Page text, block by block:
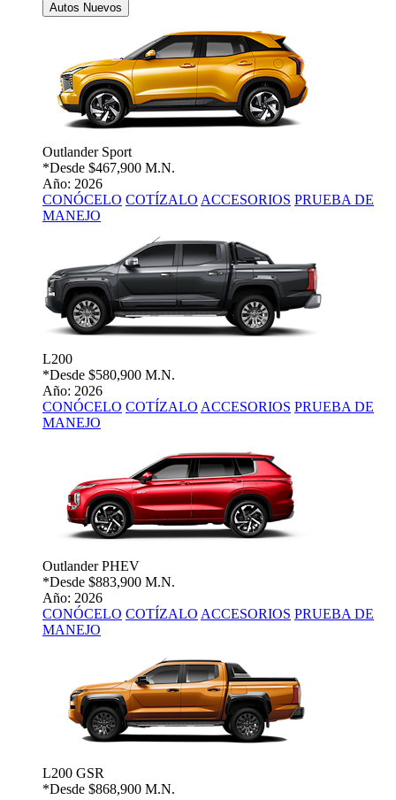
Autos Nuevos
Outlander Sport
*Desde $467,900 M.N.
Año: 2026
CONÓCELO COTÍZALO ACCESORIOS PRUEBA DE
MANEJO
L200
*Desde $580,900 M.N.
Año: 2026
CONÓCELO COTÍZALO ACCESORIOS PRUEBA DE
MANEJO
Outlander PHEV
*Desde $883,900 M.N.
Año: 2026
CONÓCELO COTÍZALO ACCESORIOS PRUEBA DE
MANEJO
L200 GSR
*Desde $868,900 M.N.